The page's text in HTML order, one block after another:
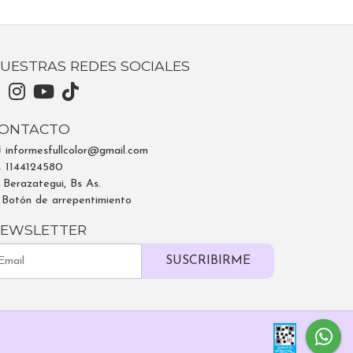
REDES SOCIALES
informesfullcolor@gmail.com
1144124580
Berazategui, Bs As.
Botón de arrepentimiento
SUSCRIBIRME